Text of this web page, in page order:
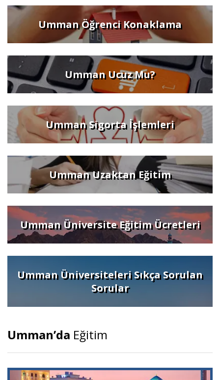
Umman Öğrenci Konaklama
Umman Ucuz Mu?
Umman Sigorta İşlemleri
Umman Uzaktan Eğitim
Umman Üniversite Eğitim Ücretleri
Umman Üniversiteleri Sıkça Sorulan
Sorular
Umman’da Eğitim